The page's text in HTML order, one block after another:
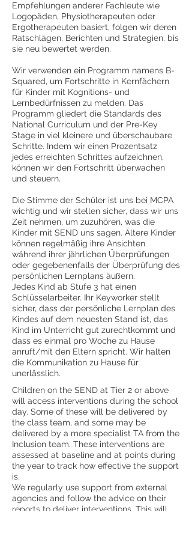
Empfehlungen anderer Fachleute wie
Logopäden, Physiotherapeuten oder
Ergotherapeuten basiert, folgen wir deren
Ratschlägen, Berichten und Strategien, bis
sie neu bewertet werden.
Wir verwenden ein Programm namens B-
Squared, um Fortschritte in Kernfächern
für Kinder mit Kognitions- und
Lernbedürfnissen zu melden. Das
Programm gliedert die Standards des
National Curriculum und der Pre-Key
Stage in viel kleinere und überschaubare
Schritte. Indem wir einen Prozentsatz
jedes erreichten Schrittes aufzeichnen,
können wir den Fortschritt überwachen
und steuern.
Die Stimme der Schüler ist uns bei MCPA
wichtig und wir stellen sicher, dass wir uns
Zeit nehmen, um zuzuhören, was die
Kinder mit SEND uns sagen. Ältere Kinder
können regelmäßig ihre Ansichten
während ihrer jährlichen Überprüfungen
oder gegebenenfalls der Überprüfung des
persönlichen Lernplans äußern.
Jedes Kind ab Stufe 3 hat einen
Schlüsselarbeiter. Ihr Keyworker stellt
sicher, dass der persönliche Lernplan des
Kindes auf dem neuesten Stand ist, das
Kind im Unterricht gut zurechtkommt und
dass es einmal pro Woche zu Hause
anruft/mit den Eltern spricht. Wir halten
die Kommunikation zu Hause für
unerlässlich.
Children on the SEND at Tier 2 or above
will access interventions during the school
day. Some of these will be delivered by
the class team, and some may be
delivered by a more specialist TA from the
Inclusion team. These interventions are
assessed at baseline and at points during
the year to track how effective the support
is.
We regularly use support from external
agencies and follow the advice on their
reports to deliver interventions. This will